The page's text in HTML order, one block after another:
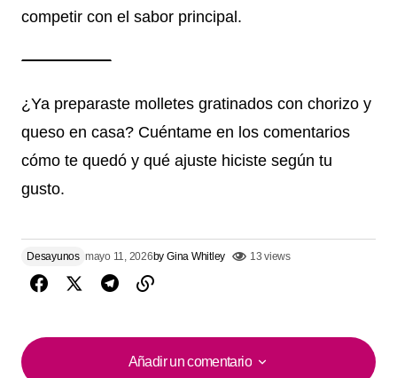
competir con el sabor principal.
¿Ya preparaste molletes gratinados con chorizo y
queso en casa? Cuéntame en los comentarios
cómo te quedó y qué ajuste hiciste según tu
gusto.
Desayunos mayo 11, 2026by Gina Whitley 13 views
Añadir un comentario